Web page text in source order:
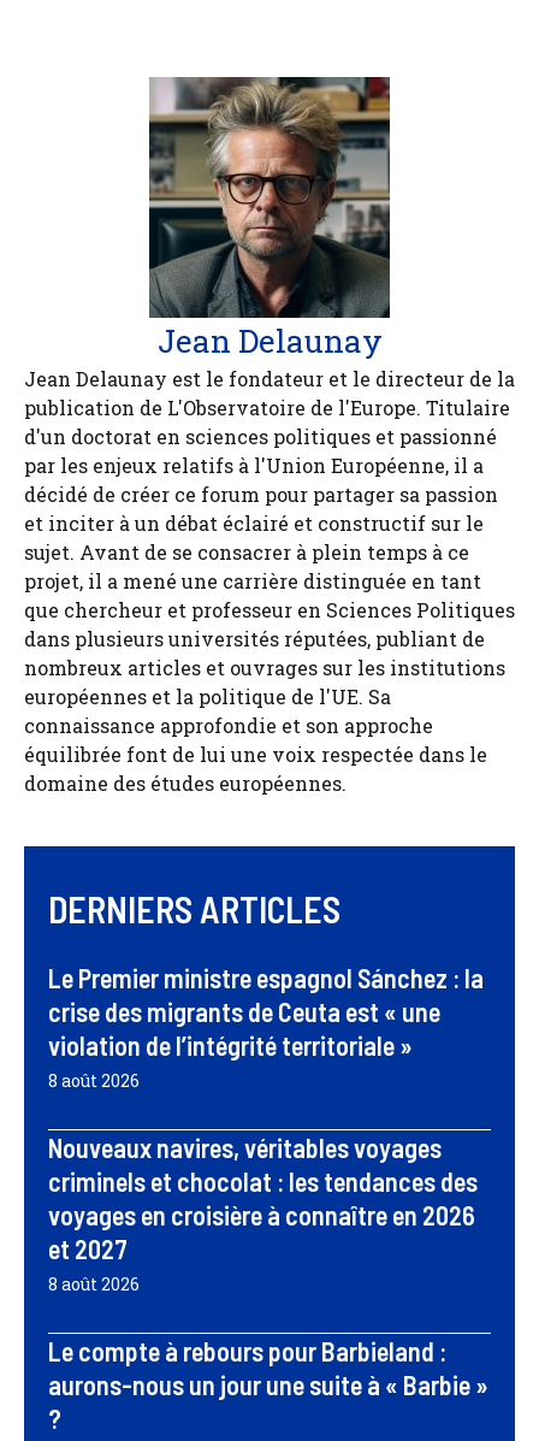
Jean Delaunay
Jean Delaunay est le fondateur et le directeur de la
publication de L'Observatoire de l'Europe. Titulaire
d'un doctorat en sciences politiques et passionné
par les enjeux relatifs à l'Union Européenne, il a
décidé de créer ce forum pour partager sa passion
et inciter à un débat éclairé et constructif sur le
sujet. Avant de se consacrer à plein temps à ce
projet, il a mené une carrière distinguée en tant
que chercheur et professeur en Sciences Politiques
dans plusieurs universités réputées, publiant de
nombreux articles et ouvrages sur les institutions
européennes et la politique de l'UE. Sa
connaissance approfondie et son approche
équilibrée font de lui une voix respectée dans le
domaine des études européennes.
DERNIERS ARTICLES
Le Premier ministre espagnol Sánchez : la
crise des migrants de Ceuta est « une
violation de l’intégrité territoriale »
8 août 2026
Nouveaux navires, véritables voyages
criminels et chocolat : les tendances des
voyages en croisière à connaître en 2026
et 2027
8 août 2026
Le compte à rebours pour Barbieland :
aurons-nous un jour une suite à « Barbie »
?